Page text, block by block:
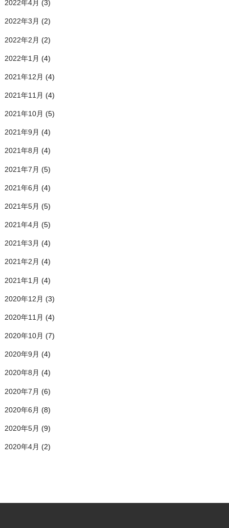
2022年4月 (3)
2022年3月 (2)
2022年2月 (2)
2022年1月 (4)
2021年12月 (4)
2021年11月 (4)
2021年10月 (5)
2021年9月 (4)
2021年8月 (4)
2021年7月 (5)
2021年6月 (4)
2021年5月 (5)
2021年4月 (5)
2021年3月 (4)
2021年2月 (4)
2021年1月 (4)
2020年12月 (3)
2020年11月 (4)
2020年10月 (7)
2020年9月 (4)
2020年8月 (4)
2020年7月 (6)
2020年6月 (8)
2020年5月 (9)
2020年4月 (2)